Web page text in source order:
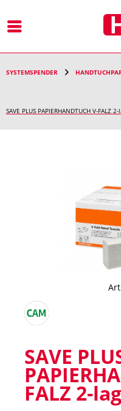
SYSTEMSPENDER
SAVE PLUS PAPIERHANDTUCH V-FALZ
SAVE
FALZ 2-